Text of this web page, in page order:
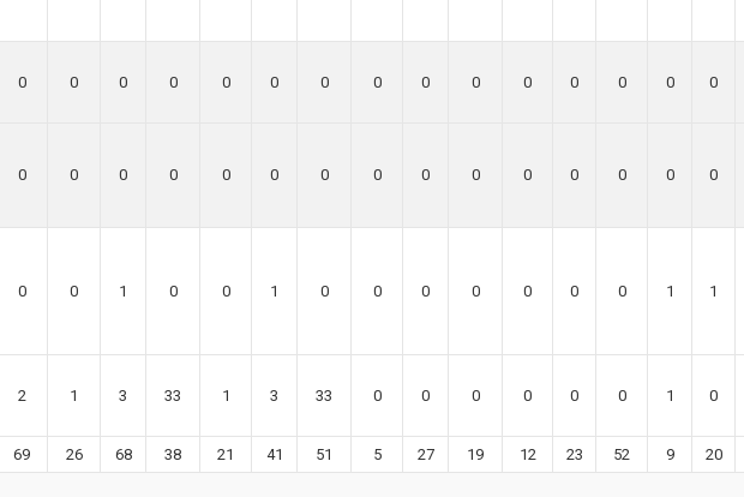
0 0 0 0 0 0 0 0 0 0 0 0 0 0 0
0 0 0 0 0 0 0 0 0 0 0 0 0 0 0
0 0 1 0 0 1 0 0 0 0 0 0 0 1 1
2 1 3 33 1 3 33 0 0 0 0 0 0 1 0
69 26 68 38 21 41 51 5 27 19 12 23 52 9 20